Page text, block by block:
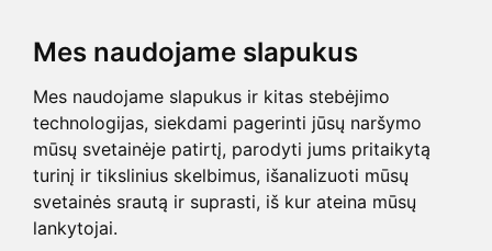
Mes naudojame slapukus
Mes naudojame slapukus ir kitas stebėjimo
technologijas, siekdami pagerinti jūsų naršymo
mūsų svetainėje patirtį, parodyti jums pritaikytą
turinį ir tikslinius skelbimus, išanalizuoti mūsų
svetainės srautą ir suprasti, iš kur ateina mūsų
lankytojai.